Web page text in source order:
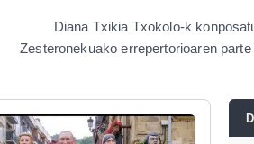
Diana Txikia Txokolo-k
Zesteronekuako errepertorioaren